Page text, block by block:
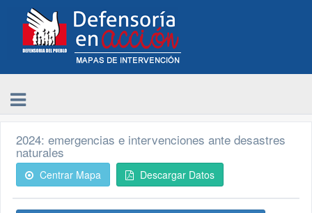
2024: emergencias e intervenciones ante desastres
naturales
Centrar Mapa Descargar Datos